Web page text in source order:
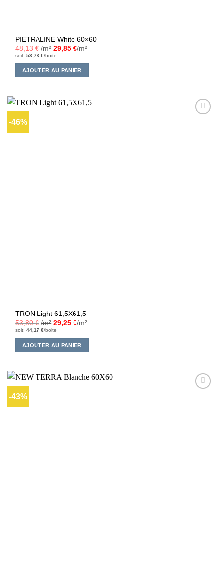
PIETRALINE White 60×60
48,13€ /m² 29,85€/m²
soit:53,73€/boite
AJOUTER AU PANIER
-46%
TRON Light 61,5X61,5
53,80€ /m² 29,25€/m²
soit:44,17€/boite
AJOUTER AU PANIER
-43%